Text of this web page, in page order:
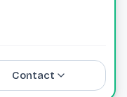
Contact